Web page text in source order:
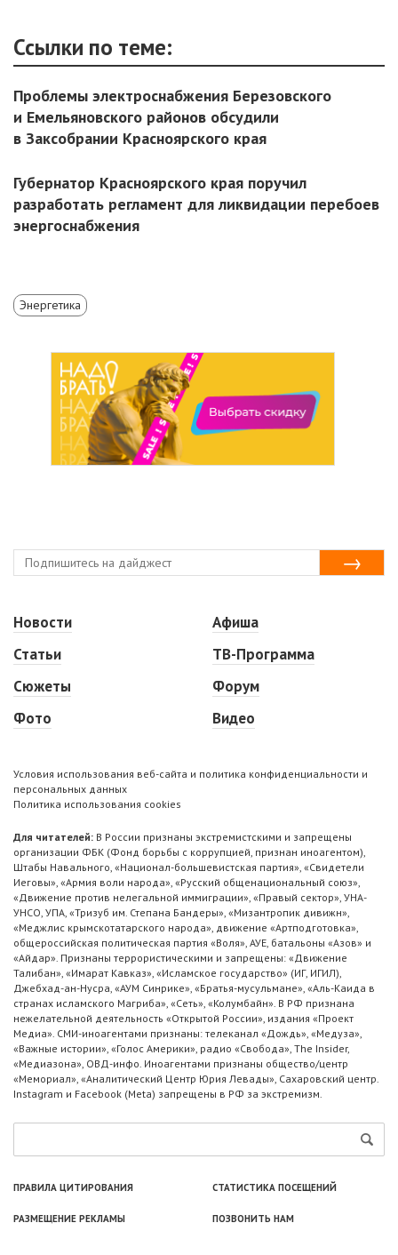
Ссылки по теме:
Проблемы электроснабжения Березовского
и Емельяновского районов обсудили
в Заксобрании Красноярского края
Губернатор Красноярского края поручил
разработать регламент для ликвидации перебоев
энергоснабжения
Энергетика
Новости
Статьи
Сюжеты
Фото
Афиша
ТВ-Программа
Форум
Видео
Условия использования веб-сайта и политика конфиденциальности и
персональных данных
Политика использования cookies
Для читателей: В России признаны экстремистскими и запрещены
организации ФБК (Фонд борьбы с коррупцией, признан иноагентом),
Штабы Навального, «Национал-большевистская партия», «Свидетели
Иеговы», «Армия воли народа», «Русский общенациональный союз»,
«Движение против нелегальной иммиграции», «Правый сектор», УНА-
УНСО, УПА, «Тризуб им. Степана Бандеры», «Мизантропик дивижн»,
«Меджлис крымскотатарского народа», движение «Артподготовка»,
общероссийская политическая партия «Воля», АУЕ, батальоны «Азов» и
«Айдар». Признаны террористическими и запрещены: «Движение
Талибан», «Имарат Кавказ», «Исламское государство» (ИГ, ИГИЛ),
Джебхад-ан-Нусра, «АУМ Синрике», «Братья-мусульмане», «Аль-Каида в
странах исламского Магриба», «Сеть», «Колумбайн». В РФ признана
нежелательной деятельность «Открытой России», издания «Проект
Медиа». СМИ-иноагентами признаны: телеканал «Дождь», «Медуза»,
«Важные истории», «Голос Америки», радио «Свобода», The Insider,
«Медиазона», ОВД-инфо. Иноагентами признаны общество/центр
«Мемориал», «Аналитический Центр Юрия Левады», Сахаровский центр.
Instagram и Facebook (Metа) запрещены в РФ за экстремизм.
ПРАВИЛА ЦИТИРОВАНИЯ СТАТИСТИКА ПОСЕЩЕНИЙ
РАЗМЕЩЕНИЕ РЕКЛАМЫ ПОЗВОНИТЬ НАМ